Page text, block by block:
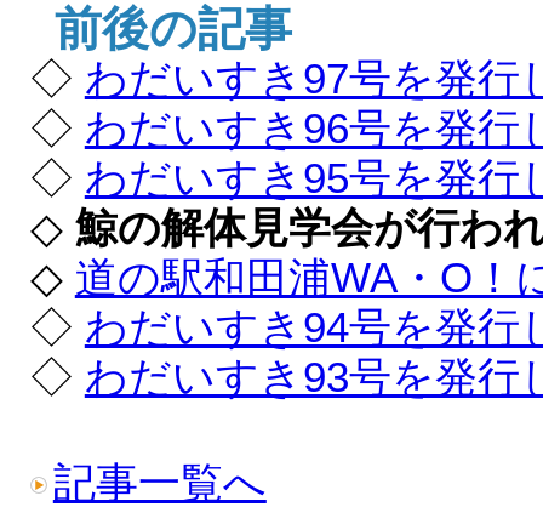
前後の記事
◇ わだいすき97号を発行
◇ わだいすき96号を発行
◇ わだいすき95号を発行
◇ 鯨の解体見学会が行わ
◇ 道の駅和田浦WA・O！
◇ わだいすき94号を発行
◇ わだいすき93号を発行
記事一覧へ